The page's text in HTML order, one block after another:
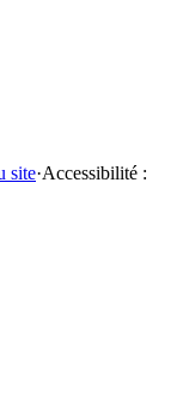
site·Accessibilité :